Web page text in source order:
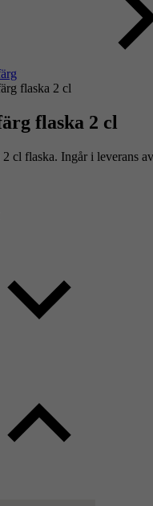
flaska 2 cl
flaska 2 cl
cl flaska. Ingår i leverans